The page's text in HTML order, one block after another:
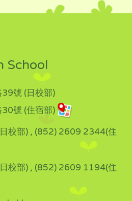
School
號 (日校部)
號 (住宿部)
校部) , (852) 2609 2344(住
校部) , (852) 2609 1194(住